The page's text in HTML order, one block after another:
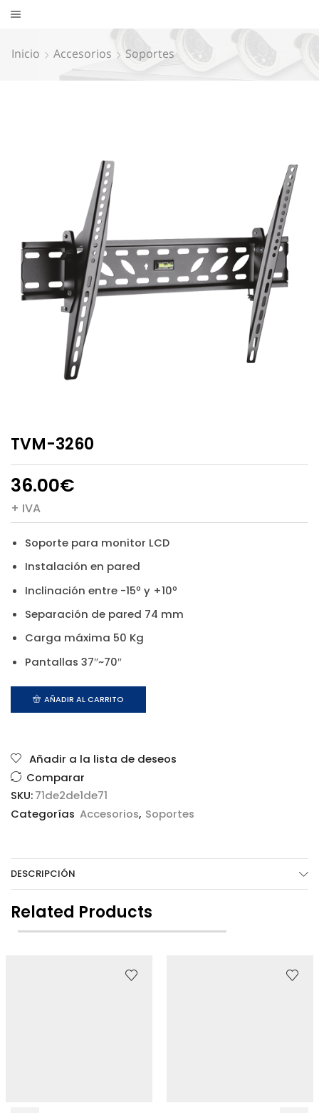
Inicio Accesorios Soportes
TVM-3260
36.00€
+ IVA
Soporte para monitor LCD
Instalación en pared
Inclinación entre -15º y +10º
Separación de pared 74 mm
Carga máxima 50 Kg
Pantallas 37″~70″
AÑADIR AL CARRITO
Añadir a la lista de deseos
Comparar
SKU:71de2de1de71
Categorías Accesorios, Soportes
DESCRIPCIÓN
Related Products